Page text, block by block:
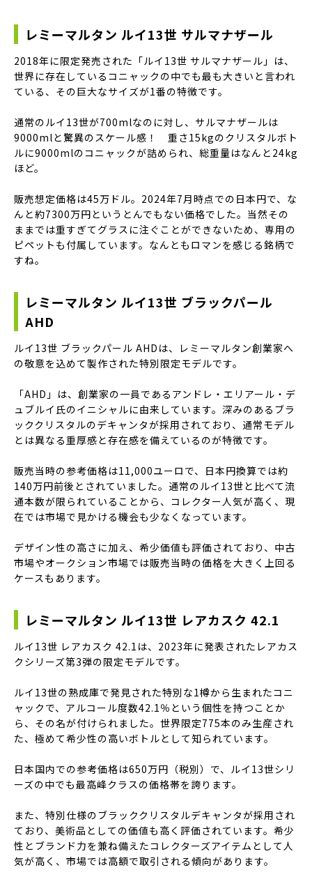
レミーマルタン ルイ13世 サルマナザール
2018年に限定発売された「ルイ13世 サルマナザール」は、
世界に存在しているコニャックの中でも最も大きいと言われ
ている、その巨大なサイズが1番の特徴です。
通常のルイ13世が700mlなのに対し、サルマナザールは
9000mlと驚異のスケール感！ 重さ15kgのクリスタルボト
ルに9000mlのコニャックが詰められ、総重量はなんと24kg
ほど。
販売想定価格は45万ドル。2024年7月時点での日本円で、な
んと約7300万円というとんでもない価格でした。当然その
ままでは重すぎてグラスに注ぐことができないため、専用の
ピペットも付属しています。なんともロマンを感じる銘柄で
すね。
レミーマルタン ルイ13世 ブラックパール
AHD
ルイ13世 ブラックパール AHDは、レミーマルタン創業家へ
の敬意を込めて製作された特別限定モデルです。
「AHD」は、創業家の一員であるアンドレ・エリアール・デ
ュブルイ氏のイニシャルに由来しています。深みのあるブラ
ッククリスタルのデキャンタが採用されており、通常モデル
とは異なる重厚感と存在感を備えているのが特徴です。
販売当時の参考価格は11,000ユーロで、日本円換算では約
140万円前後とされていました。通常のルイ13世と比べて流
通本数が限られていることから、コレクター人気が高く、現
在では市場で見かける機会も少なくなっています。
デザイン性の高さに加え、希少価値も評価されており、中古
市場やオークション市場では販売当時の価格を大きく上回る
ケースもあります。
レミーマルタン ルイ13世 レアカスク 42.1
ルイ13世 レアカスク 42.1は、2023年に発表されたレアカス
クシリーズ第3弾の限定モデルです。
ルイ13世の熟成庫で発見された特別な1樽から生まれたコニ
ャックで、アルコール度数42.1％という個性を持つことか
ら、その名が付けられました。世界限定775本のみ生産され
た、極めて希少性の高いボトルとして知られています。
日本国内での参考価格は650万円（税別）で、ルイ13世シリ
ーズの中でも最高峰クラスの価格帯を誇ります。
また、特別仕様のブラッククリスタルデキャンタが採用され
ており、美術品としての価値も高く評価されています。希少
性とブランド力を兼ね備えたコレクターズアイテムとして人
気が高く、市場では高額で取引される傾向があります。